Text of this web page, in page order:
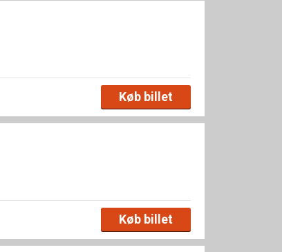
Køb billet
Køb billet